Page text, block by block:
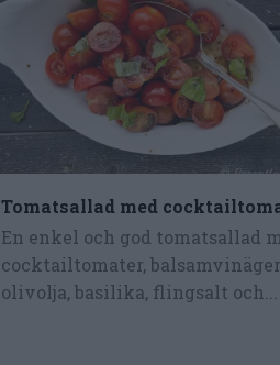
Tomatsallad med
En enkel och god tomatsallad
cocktailtomater,
olivolja, basilika, flingsalt och...